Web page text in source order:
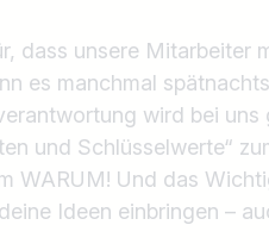
dass unsere Mitarbeiter
es manchmal
wird bei uns
und Schlüsselwerte“
WARUM! Und das
Ideen einbringen –